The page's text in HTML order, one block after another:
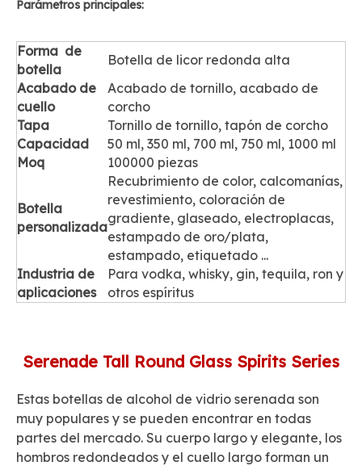
Parámetros principales:
Forma de
botella
Botella de licor redonda alta
Acabado de
cuello
Acabado de tornillo, acabado de
corcho
Tapa
Tornillo de tornillo, tapón de corcho
Capacidad
50 ml, 350 ml, 700 ml, 750 ml, 1000 ml
Moq
100000 piezas
Botella
personalizada
Recubrimiento de color, calcomanías,
revestimiento, coloración de
gradiente, glaseado, electroplacas,
estampado de oro/plata,
estampado, etiquetado ...
Industria de
aplicaciones
Para vodka, whisky, gin, tequila, ron y
otros espíritus
Serenade Tall Round Glass Spirits Series
Estas botellas de alcohol de vidrio serenada son
muy populares y se pueden encontrar en todas
partes del mercado. Su cuerpo largo y elegante, los
hombros redondeados y el cuello largo forman un